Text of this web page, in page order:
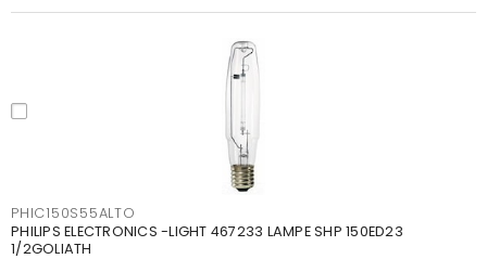
PHIC150S55ALTO
PHILIPS ELECTRONICS -LIGHT 467233 LAMPE SHP 150ED23
1/2GOLIATH